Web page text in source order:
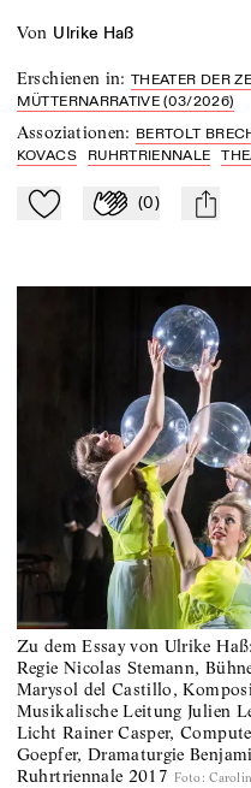
von Ulrike Haß
Erschienen in:THEATER DER
MÜTTERNARRATIVE (03/2026)
Assoziationen: BERTOLT
KOVACS
RUHRTRIENNALE
Zu Mein-TdZ hinzufügen
Applaudieren
(0) mail
Zu dem Essay von Ulrike
Regie Nicolas Stemann,
Marysol del Castillo,
Musikalische Leitung Julien
Licht Rainer Casper,
Goepfer, Dramaturgie
Ruhrtriennale 2017 Foto: